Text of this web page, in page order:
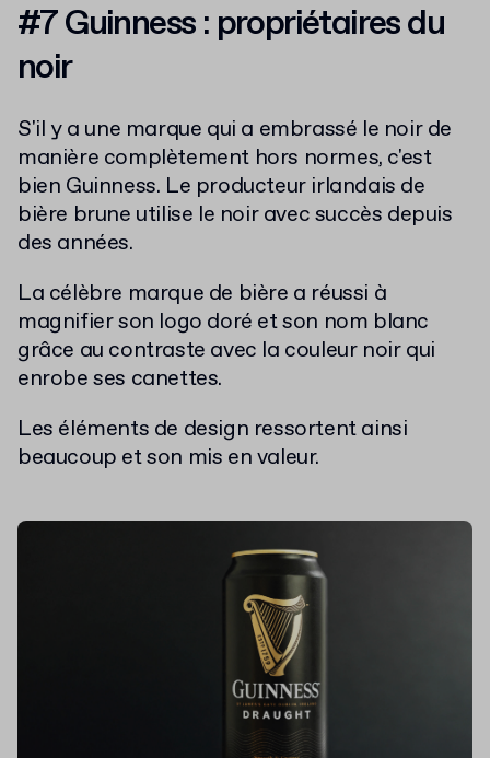
#7 Guinness : propriétaires du
noir
S'il y a une marque qui a embrassé le noir de
manière complètement hors normes, c'est
bien Guinness. Le producteur irlandais de
bière brune utilise le noir avec succès depuis
des années.
La célèbre marque de bière a réussi à
magnifier son logo doré et son nom blanc
grâce au contraste avec la couleur noir qui
enrobe ses canettes.
Les éléments de design ressortent ainsi
beaucoup et son mis en valeur.